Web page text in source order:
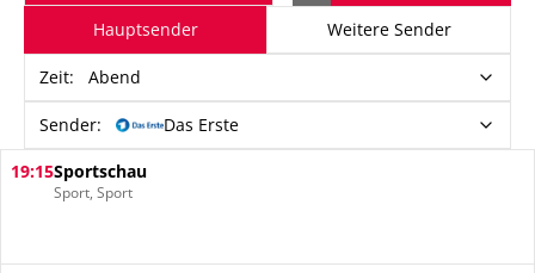
Hauptsender Weitere Sender
Zeit: Abend
Sender: Das Erste
19:15Sportschau
Sport, Sport